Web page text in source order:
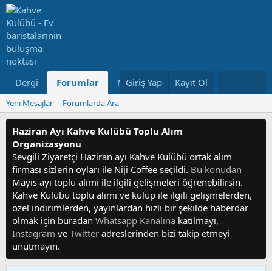
Dergi Forumlar Neler Yeni Kullanıcılar
Giriş Yap Kayıt Ol
Yeni Mesajlar Forumlarda Ara
Haziran Ayı Kahve Kulübü Toplu Alım
Organizasyonu
Sevgili Ziyaretçi Haziran ayı Kahve Kulübü ortak alım
firması sizlerin oyları ile Niji Coffee seçildi. Bu konudan
Mayıs ayı toplu alımı ile ilgili gelişmeleri öğrenebilirsin.
Kahve Kulübü toplu alımı ve kulüp ile ilgili gelişmelerden,
özel indirimlerden, yayınlardan hızlı bir şekilde haberdar
olmak için buradan Whatsapp Kanalına katılmayı,
Instagram ve Twitter adreslerinden bizi takip etmeyi
unutmayın.